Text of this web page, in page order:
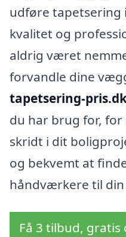
udføre tapetsering
kvalitet og
aldrig været
forvandle dine
tapetsering-
du har brug for,
skridt i dit
og bekvemt at
håndværkere til din
Få 3 tilbud,